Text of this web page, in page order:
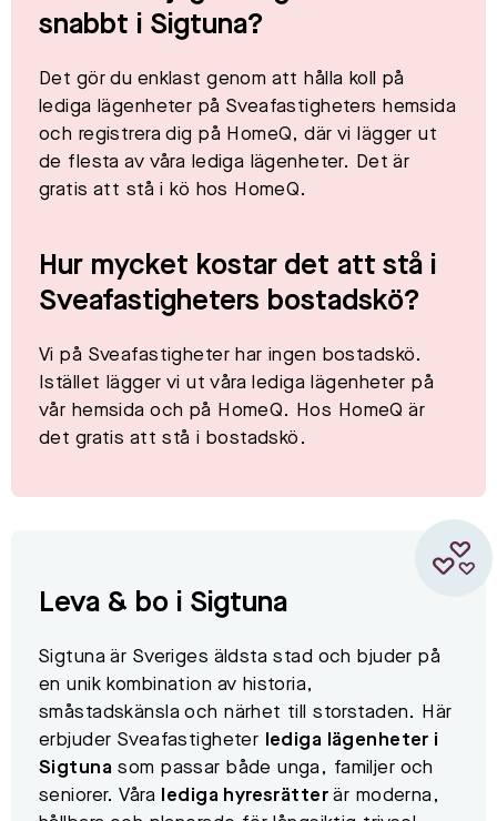
snabbt i Sigtuna?
Det gör du enklast genom att hålla koll på
lediga lägenheter på Sveafastigheters hemsida
och registrera dig på HomeQ, där vi lägger ut
de flesta av våra lediga lägenheter. Det är
gratis att stå i kö hos HomeQ.​
Hur mycket kostar det att stå i
Sveafastigheters bostadskö?
Vi på Sveafastigheter har ingen bostadskö.
Istället lägger vi ut våra lediga lägenheter på
vår hemsida och på HomeQ. Hos HomeQ är
det gratis att stå i bostadskö.​
Leva & bo i Sigtuna
Sigtuna är Sveriges äldsta stad och bjuder på
en unik kombination av historia,
småstadskänsla och närhet till storstaden. Här
erbjuder Sveafastigheter
lediga lägenheter i
Sigtuna som passar både unga, familjer och
seniorer. Våra
lediga hyresrätter är moderna,